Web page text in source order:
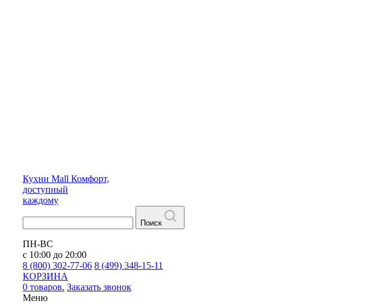
Кухни Mall Комфорт,
доступный
каждому
Поиск
ПН-ВС
с 10:00 до 20:00
8 (800) 302-77-06 8 (499) 348-15-11
КОРЗИНА
0 товаров. Заказать звонок
Меню